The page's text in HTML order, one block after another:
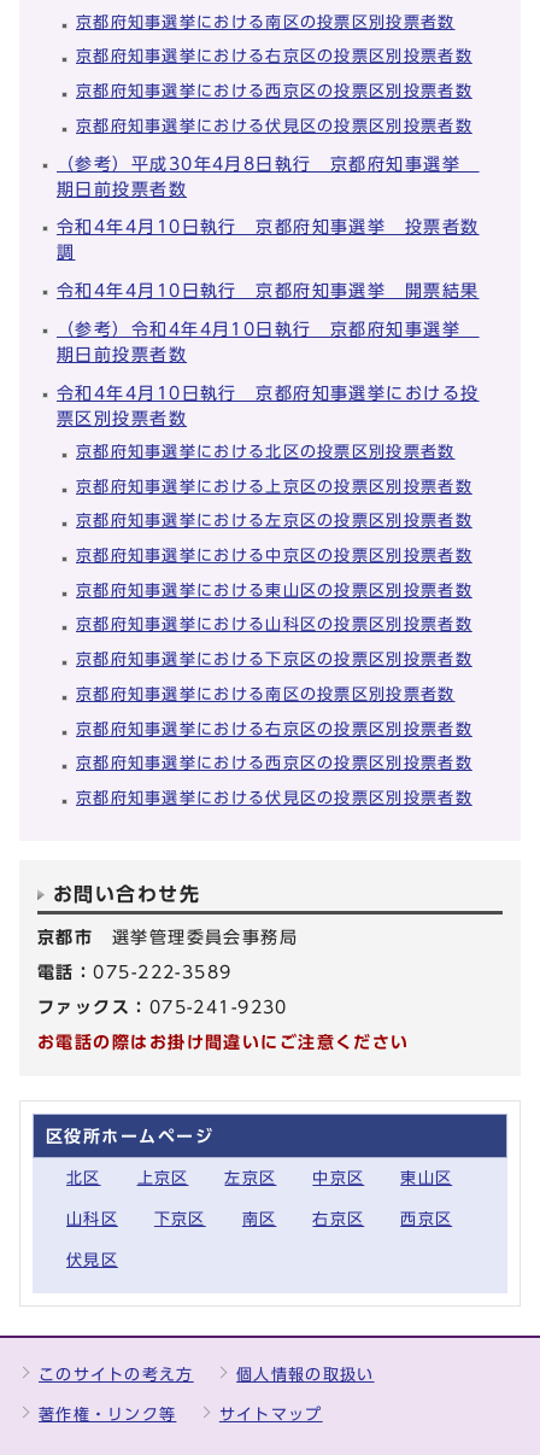
京都府知事選挙における南区の投票区別投票者数
京都府知事選挙における右京区の投票区別投票者数
京都府知事選挙における西京区の投票区別投票者数
京都府知事選挙における伏見区の投票区別投票者数
（参考）平成30年4月8日執行 京都府知事選挙
期日前投票者数
令和4年4月10日執行 京都府知事選挙 投票者数
調
令和4年4月10日執行 京都府知事選挙 開票結果
（参考）令和4年4月10日執行 京都府知事選挙
期日前投票者数
令和4年4月10日執行 京都府知事選挙における投
票区別投票者数
京都府知事選挙における北区の投票区別投票者数
京都府知事選挙における上京区の投票区別投票者数
京都府知事選挙における左京区の投票区別投票者数
京都府知事選挙における中京区の投票区別投票者数
京都府知事選挙における東山区の投票区別投票者数
京都府知事選挙における山科区の投票区別投票者数
京都府知事選挙における下京区の投票区別投票者数
京都府知事選挙における南区の投票区別投票者数
京都府知事選挙における右京区の投票区別投票者数
京都府知事選挙における西京区の投票区別投票者数
京都府知事選挙における伏見区の投票区別投票者数
お問い合わせ先
京都市 選挙管理委員会事務局
電話：075-222-3589
ファックス： 075-241-9230
お電話の際はお掛け間違いにご注意ください
区役所ホームページ
北区 上京区 左京区 中京区 東山区
山科区 下京区 南区 右京区 西京区
伏見区
このサイトの考え方 個人情報の取扱い
著作権・リンク等 サイトマップ